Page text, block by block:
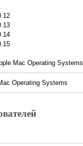
Mac Operating Systems
Operating Systems